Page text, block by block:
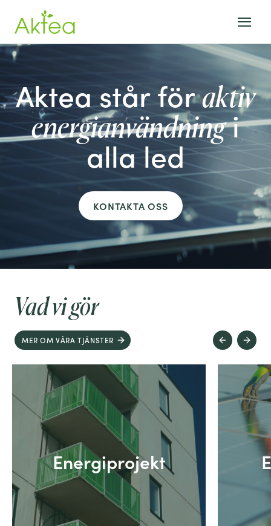
Aktea står föraktiv
energianvändningi
alla led
KONTAKTA OSS
Vad vi gör
MER OM VÅRA TJÄNSTER
Energiprojekt